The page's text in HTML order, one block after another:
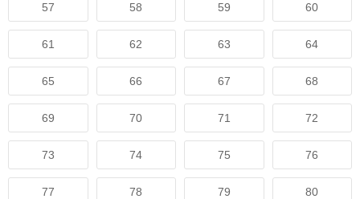
57 58 59 60
61 62 63 64
65 66 67 68
69 70 71 72
73 74 75 76
77 78 79 80